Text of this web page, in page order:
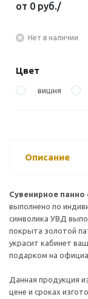
от 0 руб./
Нет в наличии
Цвет
вишня
Описание
Сувенирное панно
выполнено по
символика УВД
покрыта золотой
украсит кабинет
подарком на
Данная продукция
цене и сроках